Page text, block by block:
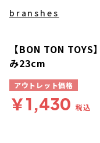
branshes
【BON TON
み23cm
アウトレット価格
￥1,430 税込